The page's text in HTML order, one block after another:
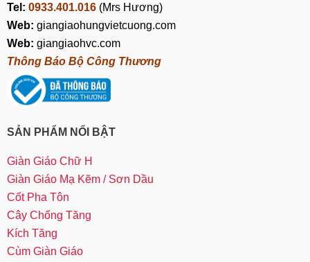
Tel: 0933.401.016 (Mrs Hương)
Web: giangiaohungvietcuong.com
Web: giangiaohvc.com
Thông Báo Bộ Công Thương
SẢN PHẨM NỔI BẬT
Giàn Giáo Chữ H
Giàn Giáo Mạ Kẽm / Sơn Dầu
Cốt Pha Tôn
Cây Chống Tăng
Kích Tăng
Cùm Giàn Giáo